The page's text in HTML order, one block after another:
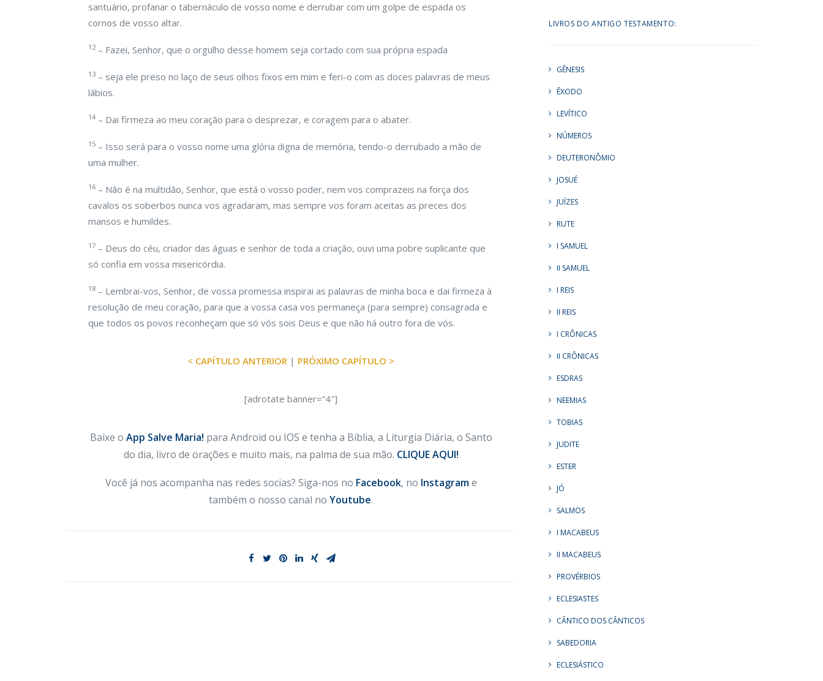
santuário, profanar o tabernáculo de vosso nome e derrubar com um golpe de espada os
cornos de vosso altar.
12– Fazei, Senhor, que o orgulho desse homem seja cortado com sua própria espada
13 – seja ele preso no laço de seus olhos fixos em mim e feri-o com as doces palavras de meus
lábios.
14 – Dai firmeza ao meu coração para o desprezar, e coragem para o abater.
15 – Isso será para o vosso nome uma glória digna de memória, tendo-o derrubado a mão de
uma mulher.
16 – Não é na multidão, Senhor, que está o vosso poder, nem vos comprazeis na força dos
cavalos os soberbos nunca vos agradaram, mas sempre vos foram aceitas as preces dos
mansos e humildes.
17 – Deus do céu, criador das águas e senhor de toda a criação, ouvi uma pobre suplicante que
só confia em vossa misericórdia.
18 – Lembrai-vos, Senhor, de vossa promessa inspirai as palavras de minha boca e dai firmeza à
resolução de meu coração, para que a vossa casa vos permaneça (para sempre) consagrada e
que todos os povos reconheçam que só vós sois Deus e que não há outro fora de vós.
< CAPÍTULO ANTERIOR | PRÓXIMO CAPÍTULO >
[adrotate banner=”4″]
Baixe o App Salve Maria! para Android ou IOS e tenha a Bíblia, a Liturgia Diária, o Santo
do dia, livro de orações e muito mais, na palma de sua mão. CLIQUE AQUI!
Você já nos acompanha nas redes socias? Siga-nos no Facebook, no Instagrame
também o nosso canal no Youtube.
LIVROS DO ANTIGO TESTAMENTO:
GÊNESIS
ÊXODO
LEVÍTICO
NÚMEROS
DEUTERONÔMIO
JOSUÉ
JUÍZES
RUTE
I SAMUEL
II SAMUEL
I REIS
II REIS
I CRÔNICAS
II CRÔNICAS
ESDRAS
NEEMIAS
TOBIAS
JUDITE
ESTER
JÓ
SALMOS
I MACABEUS
II MACABEUS
PROVÉRBIOS
ECLESIASTES
CÂNTICO DOS CÂNTICOS
SABEDORIA
ECLESIÁSTICO